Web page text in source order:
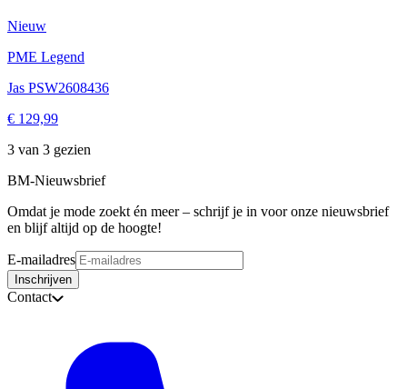
Nieuw
PME Legend
Jas PSW2608436
€ 129,99
3 van 3 gezien
BM-Nieuwsbrief
Omdat je mode zoekt én meer – schrijf je in voor onze nieuwsbrief
en blijf altijd op de hoogte!
E-mailadres
Inschrijven
Contact